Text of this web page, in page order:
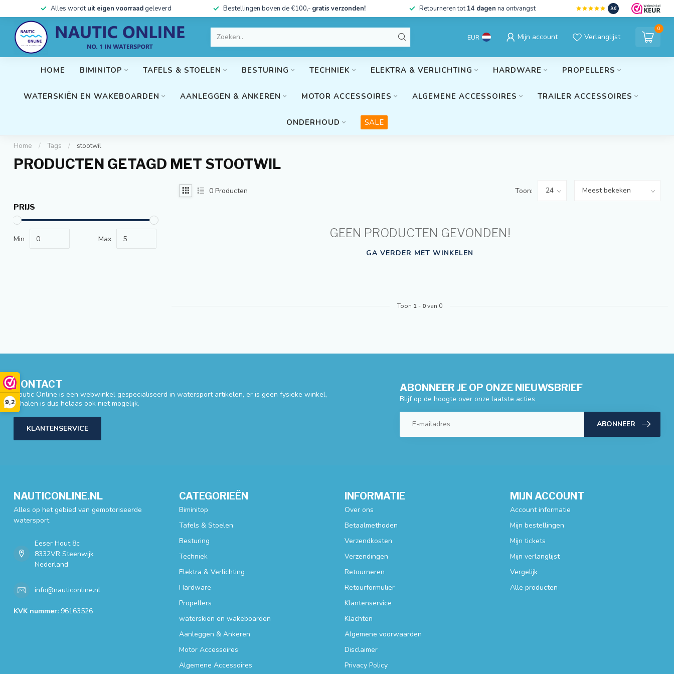
9,2
Alles wordtuit eigen voorraad geleverd Bestellingen boven de €100,- gratis verzonden! Retourneren tot14 dagen na ontvangst 9.6
EUR Mijn account Verlanglijst
0
HOME BIMINITOP TAFELS & STOELEN BESTURING TECHNIEK ELEKTRA & VERLICHTING HARDWARE PROPELLERS
WATERSKIËN EN WAKEBOARDEN AANLEGGEN & ANKEREN MOTOR ACCESSOIRES ALGEMENE ACCESSOIRES TRAILER ACCESSOIRES
ONDERHOUD SALE
Home / Tags / stootwil
PRODUCTEN GETAGD MET STOOTWIL
PRIJS
Min Max
0 Producten Toon:
GEEN PRODUCTEN GEVONDEN!
GA VERDER MET WINKELEN
Toon 1 - 0van 0
CONTACT
Nautic Online is een webwinkel gespecialiseerd in watersport artikelen, er is geen fysieke winkel,
afhalen is dus helaas ook niet mogelijk.
KLANTENSERVICE
ABONNEER JE OP ONZE NIEUWSBRIEF
Blijf op de hoogte over onze laatste acties
ABONNEER
NAUTICONLINE.NL
Alles op het gebied van gemotoriseerde
watersport
Eeser Hout 8c
8332VR Steenwijk
Nederland
info@nauticonline.nl
KVK nummer: 96163526
CATEGORIEËN
Biminitop
Tafels & Stoelen
Besturing
Techniek
Elektra & Verlichting
Hardware
Propellers
waterskiën en wakeboarden
Aanleggen & Ankeren
Motor Accessoires
Algemene Accessoires
INFORMATIE
Over ons
Betaalmethoden
Verzendkosten
Verzendingen
Retourneren
Retourformulier
Klantenservice
Klachten
Algemene voorwaarden
Disclaimer
Privacy Policy
MIJN ACCOUNT
Account informatie
Mijn bestellingen
Mijn tickets
Mijn verlanglijst
Vergelijk
Alle producten